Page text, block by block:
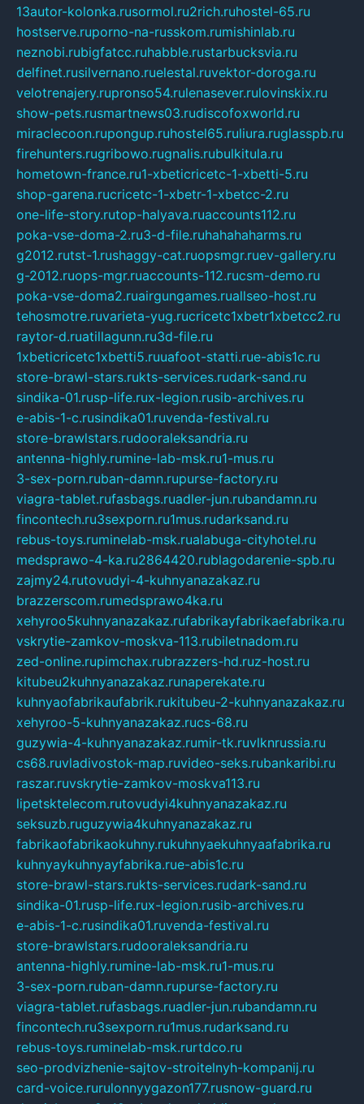
13autor-kolonka.rusormol.ru2rich.ruhostel-65.ru
hostserve.ruporno-na-russkom.rumishinlab.ru
neznobi.rubigfatcc.ruhabble.rustarbucksvia.ru
delfinet.rusilvernano.ruelestal.ruvektor-doroga.ru
velotrenajery.rupronso54.rulenasever.rulovinskix.ru
show-pets.rusmartnews03.rudiscofoxworld.ru
miraclecoon.rupongup.ruhostel65.ruliura.ruglasspb.ru
firehunters.rugribowo.rugnalis.rubulkitula.ru
hometown-france.ru1-xbeticricetc-1-xbetti-5.ru
shop-garena.rucricetc-1-xbetr-1-xbetcc-2.ru
one-life-story.rutop-halyava.ruaccounts112.ru
poka-vse-doma-2.ru3-d-file.ruhahahaharms.ru
g2012.rutst-1.rushaggy-cat.ruopsmgr.ruev-gallery.ru
g-2012.ruops-mgr.ruaccounts-112.rucsm-demo.ru
poka-vse-doma2.ruairgungames.ruallseo-host.ru
tehosmotre.ruvarieta-yug.rucricetc1xbetr1xbetcc2.ru
raytor-d.ruatillagunn.ru3d-file.ru
1xbeticricetc1xbetti5.ruuafoot-statti.rue-abis1c.ru
store-brawl-stars.rukts-services.rudark-sand.ru
sindika-01.rusp-life.rux-legion.rusib-archives.ru
e-abis-1-c.rusindika01.ruvenda-festival.ru
store-brawlstars.rudooraleksandria.ru
antenna-highly.rumine-lab-msk.ru1-mus.ru
3-sex-porn.ruban-damn.rupurse-factory.ru
viagra-tablet.rufasbags.ruadler-jun.rubandamn.ru
fincontech.ru3sexporn.ru1mus.rudarksand.ru
rebus-toys.ruminelab-msk.rualabuga-cityhotel.ru
medsprawo-4-ka.ru2864420.rublagodarenie-spb.ru
zajmy24.rutovudyi-4-kuhnyanazakaz.ru
brazzerscom.rumedsprawo4ka.ru
xehyroo5kuhnyanazakaz.rufabrikayfabrikaefabrika.ru
vskrytie-zamkov-moskva-113.rubiletnadom.ru
zed-online.rupimchax.rubrazzers-hd.ruz-host.ru
kitubeu2kuhnyanazakaz.runaperekate.ru
kuhnyaofabrikaufabrik.rukitubeu-2-kuhnyanazakaz.ru
xehyroo-5-kuhnyanazakaz.rucs-68.ru
guzywia-4-kuhnyanazakaz.rumir-tk.ruvlknrussia.ru
cs68.ruvladivostok-map.ruvideo-seks.rubankaribi.ru
raszar.ruvskrytie-zamkov-moskva113.ru
lipetsktelecom.rutovudyi4kuhnyanazakaz.ru
seksuzb.ruguzywia4kuhnyanazakaz.ru
fabrikaofabrikaokuhny.rukuhnyaekuhnyaafabrika.ru
kuhnyaykuhnyayfabrika.rue-abis1c.ru
store-brawl-stars.rukts-services.rudark-sand.ru
sindika-01.rusp-life.rux-legion.rusib-archives.ru
e-abis-1-c.rusindika01.ruvenda-festival.ru
store-brawlstars.rudooraleksandria.ru
antenna-highly.rumine-lab-msk.ru1-mus.ru
3-sex-porn.ruban-damn.rupurse-factory.ru
viagra-tablet.rufasbags.ruadler-jun.rubandamn.ru
fincontech.ru3sexporn.ru1mus.rudarksand.ru
rebus-toys.ruminelab-msk.rurtdco.ru
seo-prodvizhenie-sajtov-stroitelnyh-kompanij.ru
card-voice.rurulonnyygazon177.rusnow-guard.ru